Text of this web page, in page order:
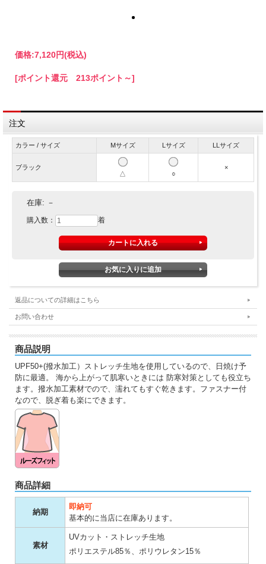
価格:7,120円(税込)
[ポイント還元 213ポイント～]
注文
カラー / サイズ Mサイズ Lサイズ LLサイズ
ブラック
△
○
×
在庫: －
購入数： 着
返品についての詳細はこちら
お問い合わせ
商品説明
UPF50+(撥水加工）ストレッチ生地を使用しているので、日焼け予
防に最適。 海から上がって肌寒いときには 防寒対策としても役立ち
ます。撥水加工素材でので、濡れてもすぐ乾きます。ファスナー付
なので、脱ぎ着も楽にできます。
商品詳細
納期
即納可
基本的に当店に在庫あります。
素材
UVカット・ストレッチ生地
ポリエステル85％、ポリウレタン15％